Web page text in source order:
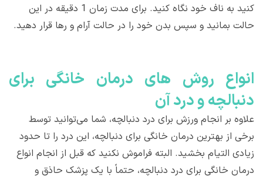
کنید به ناف خود نگاه کنید. برای مدت زمان 1 دقیقه در این
حالت بمانید و سپس بدن خود را در حالت آرام و رها قرار دهید.
انواع روش‌ های درمان خانگی برای
دنبالچه و درد آن
علاوه بر انجام ورزش برای درد دنبالچه، شما می‌توانید توسط
برخی از بهترین درمان خانگی برای دنبالچه، این درد را تا حدود
زیادی التیام بخشید. البته فراموش نکنید که قبل از انجام انواع
درمان خانگی برای درد دنبالچه، حتماً با یک پزشک حاذق و